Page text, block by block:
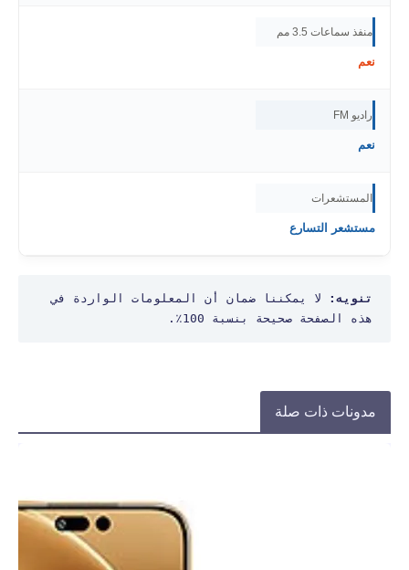
منفذ سماعات 3.5 مم
نعم
راديو FM
نعم
المستشعرات
مستشعر التسارع
تنويه:
لا يمكننا ضمان أن المعلومات الواردة في
هذه الصفحة صحيحة بنسبة 100٪.
مدونات ذات صلة